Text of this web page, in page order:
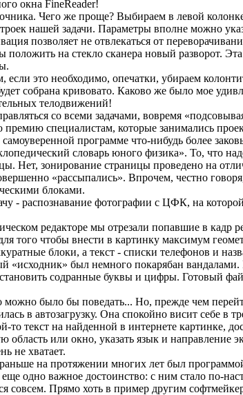
окна FineReader!
Чего же проще? Выбираем в левой
нашей задачи. Параметры вполне можно
позволяет не отвлекаться от
положить на стекло сканера новый разворот.
это необходимо, опечатки, убираем
собрана кривовато. Каково же было мое
телодвижений!
со всеми задачами, вовремя
специалистам, которые занимались
программе что-нибудь более
словарь юного физика». То, что
Нет, зонирование страницы проведено на
«рассыпались». Впрочем, честно
блоками.
- распознавание фотографии с ЦФК, на
редакторе мы отрезали попавшие в кадр
того чтобы внести в картинку максимум
блоки, а текст - списки телефонов и
«исходник» был немного покарябан
содранные буквы и цифры. Готовый
можно было бы поведать... Но, прежде чем
в автозагрузку. Она спокойно висит себе в
то текст на найденной в интернете картинке,
или окно, указать язык и направление
не хватает.
на протяжении многих лет был
одно важное достоинство: с ним стало по-
Прямо хоть в пример другим